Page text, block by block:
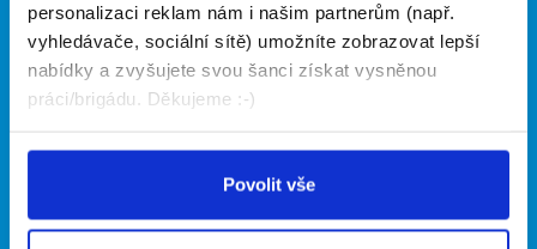
personalizaci reklam nám i našim partnerům (např.
vyhledávače, sociální sítě) umožníte zobrazovat lepší
nabídky a zvyšujete svou šanci získat vysněnou
práci/brigádu. Děkujeme :-)
Povolit vše
Články
Hledané brigády
Vložit inzerát
Ceník
Propagace
O portálu
O nás
Naše další projekty
Fajn brigády